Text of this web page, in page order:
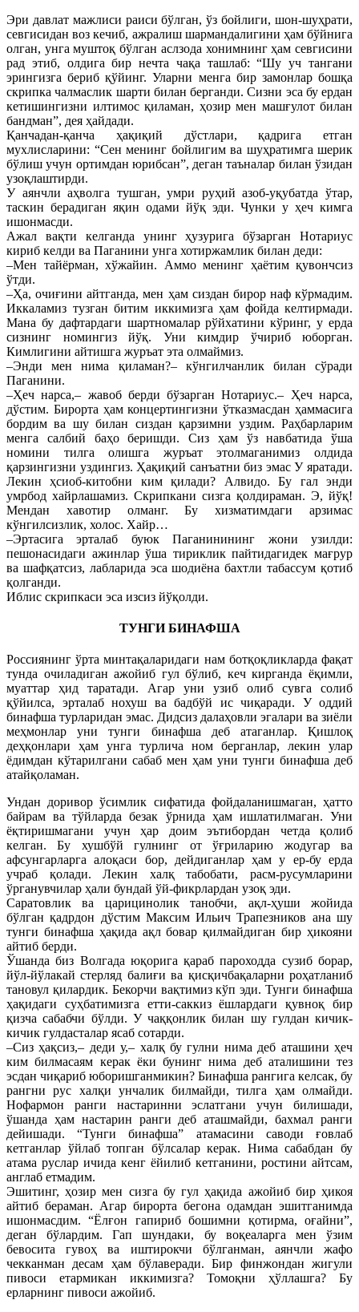
Эри давлат мажлиси раиси бўлган, ўз бойлиги, шон-шуҳрати,
севгисидан воз кечиб, ажралиш шармандалигини ҳам бўйнига
олган, унга муштоқ бўлган аслзода хонимнинг ҳам севгисини
рад этиб, олдига бир нечта чақа ташлаб: “Шу уч тангани
эрингизга бериб қўйинг. Уларни менга бир замонлар бошқа
скрипка чалмаслик шарти билан берганди. Сизни эса бу ердан
кетишингизни илтимос қиламан, ҳозир мен машғулот билан
бандман”, дея ҳайдади.
Қанчадан-қанча ҳақиқий дўстлари, қадрига етган
мухлисларини: “Сен менинг бойлигим ва шуҳратимга шерик
бўлиш учун ортимдан юрибсан”, деган таъналар билан ўзидан
узоқлаштирди.
У аянчли аҳволга тушган, умри руҳий азоб-уқубатда ўтар,
таскин берадиган яқин одами йўқ эди. Чунки у ҳеч кимга
ишонмасди.
Ажал вақти келганда унинг ҳузурига бўзарган Нотариус
кириб келди ва Паганини унга хотиржамлик билан деди:
–Мен тайёрман, хўжайин. Аммо менинг ҳаётим қувончсиз
ўтди.
–Ҳа, очиғини айтганда, мен ҳам сиздан бирор наф кўрмадим.
Иккаламиз тузган битим иккимизга ҳам фойда келтирмади.
Мана бу дафтардаги шартномалар рўйхатини кўринг, у ерда
сизнинг номингиз йўқ. Уни кимдир ўчириб юборган.
Кимлигини айтишга журъат эта олмаймиз.
–Энди мен нима қиламан?– кўнгилчанлик билан сўради
Паганини.
–Ҳеч нарса,– жавоб берди бўзарган Нотариус.– Ҳеч нарса,
дўстим. Бирорта ҳам концертингизни ўтказмасдан ҳаммасига
бордим ва шу билан сиздан қарзимни уздим. Раҳбарларим
менга салбий баҳо беришди. Сиз ҳам ўз навбатида ўша
номини тилга олишга журъат этолмаганимиз олдида
қарзингизни уздингиз. Ҳақиқий санъатни биз эмас У яратади.
Лекин ҳсиоб-китобни ким қилади? Алвидо. Бу гал энди
умрбод хайрлашамиз. Скрипкани сизга қолдираман. Э, йўқ!
Мендан хавотир олманг. Бу хизматимдаги арзимас
кўнгилсизлик, холос. Хайр…
–Эртасига эрталаб буюк Паганинининг жони узилди:
пешонасидаги ажинлар ўша тириклик пайтидагидек мағрур
ва шафқатсиз, лабларида эса шодиёна бахтли табассум қотиб
қолганди.
Иблис скрипкаси эса изсиз йўқолди.
ТУНГИ БИНАФША
Россиянинг ўрта минтақаларидаги нам ботқоқликларда фақат
тунда очиладиган ажойиб гул бўлиб, кеч кирганда ёқимли,
муаттар ҳид таратади. Агар уни узиб олиб сувга солиб
қўйилса, эрталаб нохуш ва бадбўй ис чиқаради. У оддий
бинафша турларидан эмас. Дидсиз далаҳовли эгалари ва зиёли
меҳмонлар уни тунги бинафша деб атаганлар. Қишлоқ
деҳқонлари ҳам унга турлича ном берганлар, лекин улар
ёдимдан кўтарилгани сабаб мен ҳам уни тунги бинафша деб
атайқоламан.
Ундан доривор ўсимлик сифатида фойдаланишмаган, ҳатто
байрам ва тўйларда безак ўрнида ҳам ишлатилмаган. Уни
ёқтиришмагани учун ҳар доим эътибордан четда қолиб
келган. Бу хушбўй гулнинг от ўғриларию жодугар ва
афсунгарларга алоқаси бор, дейдиганлар ҳам у ер-бу ерда
учраб қолади. Лекин халқ табобати, расм-русумларини
ўрганувчилар ҳали бундай ўй-фикрлардан узоқ эди.
Саратовлик ва царицинолик танобчи, ақл-ҳуши жойида
бўлган қадрдон дўстим Максим Ильич Трапезников ана шу
тунги бинафша ҳақида ақл бовар қилмайдиган бир ҳикояни
айтиб берди.
Ўшанда биз Волгада юқорига қараб пароходда сузиб борар,
йўл-йўлакай стерляд балиғи ва қисқичбақаларни роҳатланиб
тановул қилардик. Бекорчи вақтимиз кўп эди. Тунги бинафша
ҳақидаги суҳбатимизга етти-саккиз ёшлардаги қувноқ бир
қизча сабабчи бўлди. У чаққонлик билан шу гулдан кичик-
кичик гулдасталар ясаб сотарди.
–Сиз ҳақсиз,– деди у,– халқ бу гулни нима деб аташини ҳеч
ким билмасаям керак ёки бунинг нима деб аталишини тез
эсдан чиқариб юборишганмикин? Бинафша рангига келсак, бу
рангни рус халқи унчалик билмайди, тилга ҳам олмайди.
Нофармон ранги настаринни эслатгани учун билишади,
ўшанда ҳам настарин ранги деб аташмайди, бахмал ранги
дейишади. “Тунги бинафша” атамасини саводи ғовлаб
кетганлар ўйлаб топган бўлсалар керак. Нима сабабдан бу
атама руслар ичида кенг ёйилиб кетганини, ростини айтсам,
англаб етмадим.
Эшитинг, ҳозир мен сизга бу гул ҳақида ажойиб бир ҳикоя
айтиб бераман. Агар бирорта бегона одамдан эшитганимда
ишонмасдим. “Ёлғон гапириб бошимни қотирма, оғайни”,
деган бўлардим. Гап шундаки, бу воқеаларга мен ўзим
бевосита гувоҳ ва иштирокчи бўлганман, аянчли жафо
чекканман десам ҳам бўлаверади. Бир финжондан жигули
пивоси етармикан иккимизга? Томоқни ҳўллашга? Бу
ерларнинг пивоси ажойиб.